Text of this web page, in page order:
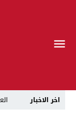
اخر الاخبار